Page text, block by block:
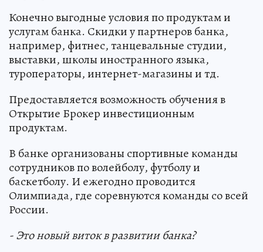
Конечно выгодные условия по продуктам и
услугам банка. Скидки у партнеров банка,
например, фитнес, танцевальные студии,
выставки, школы иностранного языка,
туроператоры, интернет-магазины и тд.
Предоставляется возможность обучения в
Открытие Брокер инвестиционным
продуктам.
В банке организованы спортивные команды
сотрудников по волейболу, футболу и
баскетболу. И ежегодно проводится
Олимпиада, где соревнуются команды со всей
России.
- Это новый виток в развитии банка?